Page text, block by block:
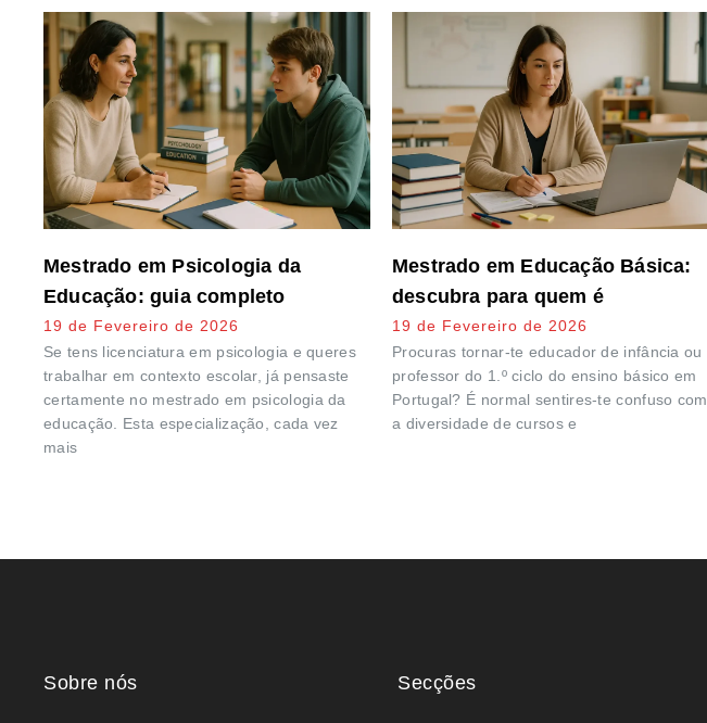
Mestrado em Psicologia da
Educação: guia completo
19 de Fevereiro de 2026
Se tens licenciatura em psicologia e queres
trabalhar em contexto escolar, já pensaste
certamente no mestrado em psicologia da
educação. Esta especialização, cada vez
mais
Mestrado em Educação Básica:
descubra para quem é
19 de Fevereiro de 2026
Procuras tornar-te educador de infância ou
professor do 1.º ciclo do ensino básico em
Portugal? É normal sentires-te confuso com
a diversidade de cursos e
Sobre nós Secções